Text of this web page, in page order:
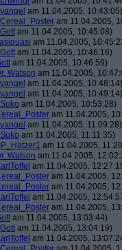
yangel am 11.04.2005, 10:43:05)
Cereal_Poster am 11.04.2005,
Gott am 11.04.2005, 10:45:08)
am 11.04.2005,
Gott am 11.04.2005, 10:46:16)
am 11.04.2005, 10:46:59)
Watson am 11.04.2005,
yangel am 11.04.2005, 10:48:14)
yangel am 11.04.2005, 10:49:14)
Suko am 11.04.2005, 10:53:28)
am 11.04.2005,
yangel am 11.04.2005, 11:09:28)
Suko am 11.04.2005, 11:11:35)
am 11.04.2005,
Watson am 11.04.2005,
am 11.04.2005,
am 11.04.2005,
am 11.04.2005,
am 11.04.2005,
am 11.04.2005,
am 11.04.2005, 13:03:44)
Gott am 11.04.2005, 13:04:19)
am 11.04.2005,